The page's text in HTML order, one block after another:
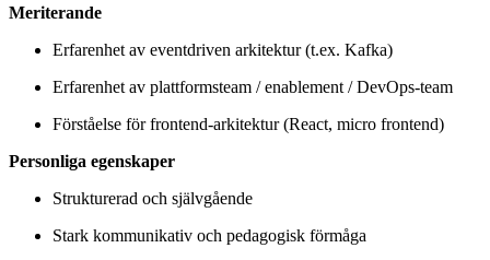
Meriterande
Erfarenhet av eventdriven arkitektur (t.ex. Kafka)
Erfarenhet av plattformsteam / enablement / DevOps-team
Förståelse för frontend-arkitektur (React, micro frontend)
Personliga egenskaper
Strukturerad och självgående
Stark kommunikativ och pedagogisk förmåga